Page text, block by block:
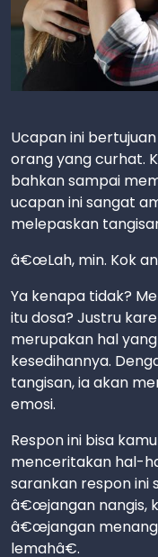
Ucapan ini
orang yang curhat.
bahkan sampai
ucapan ini sangat
melepaskan
â€œLah, min. Kok
Ya kenapa tidak?
itu dosa? Justru
merupakan hal
kesedihannya.
tangisan, ia akan
emosi.
Respon ini bisa
menceritakan hal-
sarankan respon ini
â€œjangan nangis,
â€œjangan
lemahâ€.